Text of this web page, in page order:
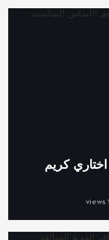
كريم